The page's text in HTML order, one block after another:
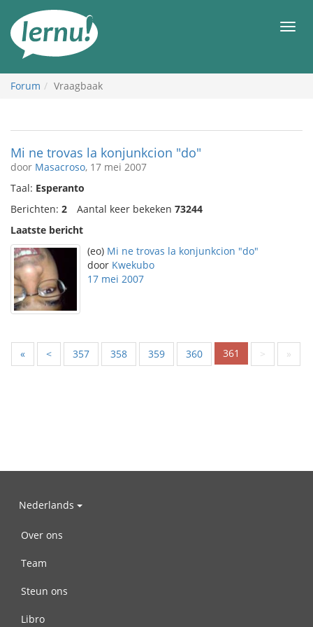
inhoud
Forum Vraagbaak
Mi ne trovas la konjunkcion "do"
door Masacroso, 17 mei 2007
Taal: Esperanto
Berichten: 2 Aantal keer bekeken 73244
Laatste bericht
(eo) Mi ne trovas la konjunkcion "do"
door Kwekubo
17 mei 2007
« < 357 358 359 360 361 > »
Nederlands
Over ons
Team
Steun ons
Libro